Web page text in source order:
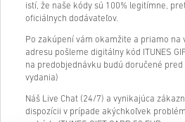
istí, že naše kódy sú 100% legitímne,
oficiálnych dodávateľov.
Po zakúpení vám okamžite a priamo na
adresu pošleme digitálny kód ITUNES
na predobjednávku budú doručené
vydania)
Náš Live Chat (24/7) a vynikajúca
dispozícii v prípade akýchkoľvek